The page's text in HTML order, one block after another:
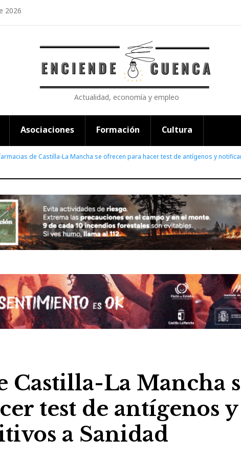
2026
Actualidad, economía y empleo
Asociaciones Formación Cultura
de Castilla-La Mancha se ofrecen para hacer test de antígenos y
Castilla-La Mancha
test de antígenos y
a Sanidad